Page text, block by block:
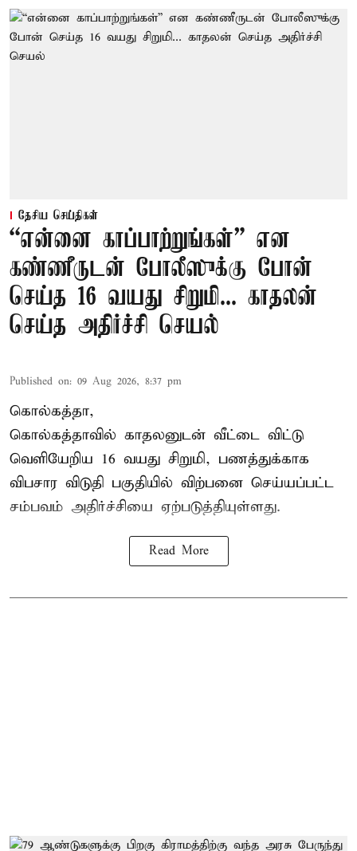
தேசிய செய்திகள்
“என்னை காப்பாற்றுங்கள்” என
கண்ணீருடன் போலீஸுக்கு போன்
செய்த 16 வயது சிறுமி... காதலன்
செய்த அதிர்ச்சி செயல்
Published on: 09 Aug 2026, 8:37 pm
கொல்கத்தா,
கொல்கத்தாவில் காதலனுடன் வீட்டை விட்டு
வெளியேறிய 16 வயது சிறுமி, பணத்துக்காக
விபசார விடுதி பகுதியில் விற்பனை செய்யப்பட்ட
சம்பவம் அதிர்ச்சியை ஏற்படுத்தியுள்ளது.
Read More